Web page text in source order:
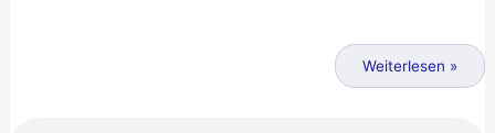
Weiterlesen »